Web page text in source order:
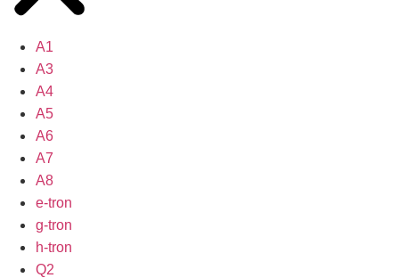
A1
A3
A4
A5
A6
A7
A8
e-tron
g-tron
h-tron
Q2